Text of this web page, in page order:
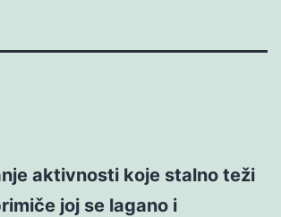
aktivnosti koje stalno teži
joj se lagano i